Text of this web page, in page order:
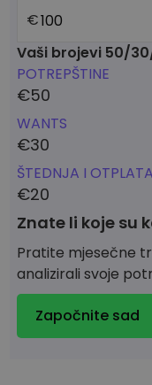
€
Znate li koje su
Pratite mjesečne
analizirali svoje
Započnite sad
Vaši brojevi 50/
POTREPŠTINE
€50
WANTS
€30
ŠTEDNJA I
€20